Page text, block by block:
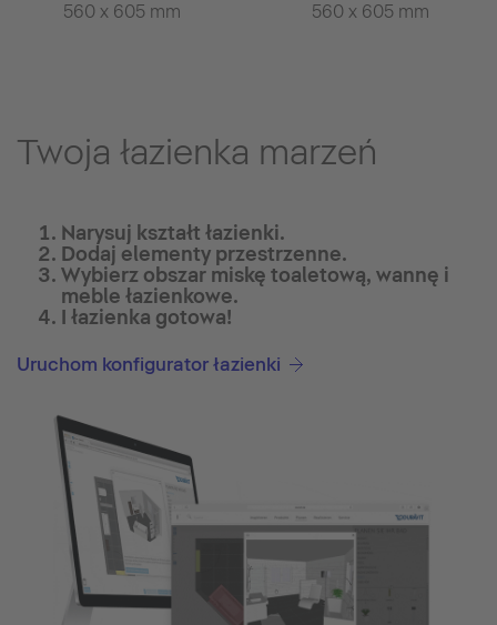
560 x 605 mm
560 x 605 mm
Twoja łazienka marzeń
Narysuj kształt łazienki.
Dodaj elementy przestrzenne.
Wybierz obszar miskę toaletową, wannę i
meble łazienkowe.
I łazienka gotowa!
Uruchom konfigurator łazienki